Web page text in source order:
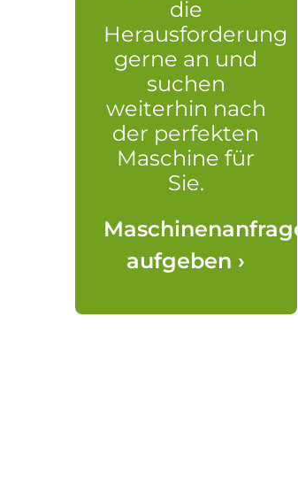
die
Herausforderung
gerne an und
suchen
weiterhin nach
der perfekten
Maschine für
Sie.
Maschinenanfrage
aufgeben ›